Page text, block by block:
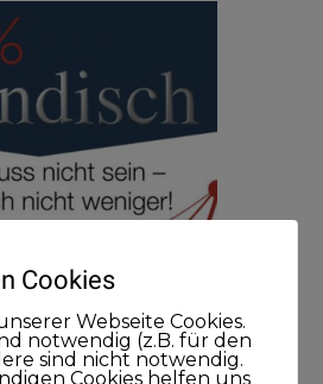
Cookies
Webseite Cookies.
notwendig (z.B. für den
sind nicht notwendig.
Cookies helfen uns